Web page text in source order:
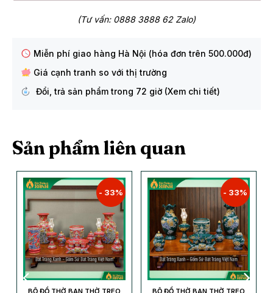
(Tư vấn: 0888 3888 62 Zalo)
Miễn phí giao hàng Hà Nội (hóa đơn trên 500.000đ)
Giá cạnh tranh so với thị trường
Đổi, trả sản phẩm trong 72 giờ (Xem chi tiết)
Sản phẩm liên quan
- 33% - 33%